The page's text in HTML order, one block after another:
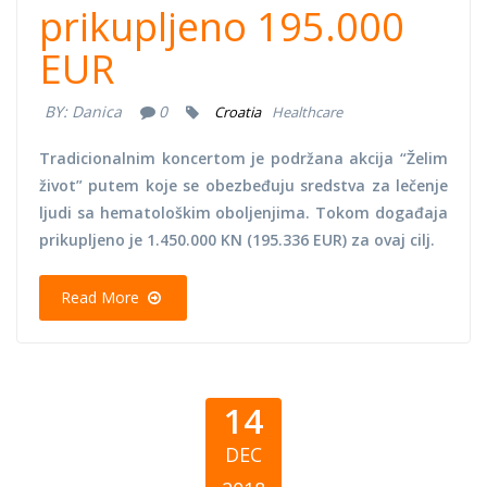
prikupljeno 195.000
EUR
BY: Danica 0 Croatia Healthcare
Tradicionalnim koncertom je podržana akcija “Želim
život” putem koje se obezbeđuju sredstva za lečenje
ljudi sa hematološkim oboljenjima. Tokom događaja
prikupljeno je 1.450.000 KN (195.336 EUR) za ovaj cilj.
Read More
14
DEC